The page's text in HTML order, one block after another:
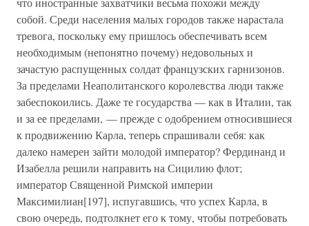
собой. Среди населения малых городов также нарастала
тревога, поскольку ему пришлось обеспечивать всем
необходимым (непонятно почему) недовольных и
зачастую распущенных солдат французских гарнизонов.
За пределами Неаполитанского королевства люди также
забеспокоились. Даже те государства — как в Италии, так
и за ее пределами, — прежде с одобрением относившиеся
к продвижению Карла, теперь спрашивали себя: как
далеко намерен зайти молодой император? Фердинанд и
Изабелла решили направить на Сицилию флот;
император Священной Римской империи
Максимилиан[197], испугавшись, что успех Карла, в
свою очередь, подтолкнет его к тому, чтобы потребовать